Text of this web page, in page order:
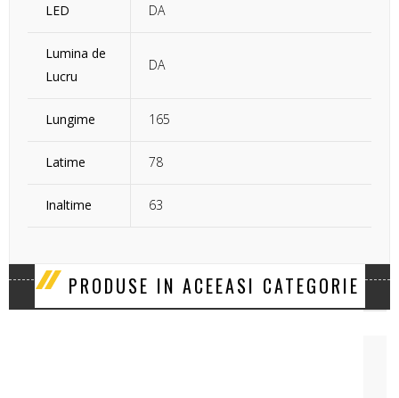
LED DA
Lumina de
Lucru
DA
Lungime 165
Latime 78
Inaltime 63
PRODUSE IN ACEEASI CATEGORIE
‹ ›